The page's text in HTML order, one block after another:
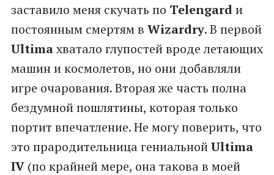
заставило меня скучать по Telengardи
постоянным смертям в Wizardry. В первой
Ultimaхватало глупостей вроде летающих
машин и космолетов, но они добавляли
игре очарования. Вторая же часть полна
бездумной пошлятины, которая только
портит впечатление. Не могу поверить, что
это прародительница гениальнойUltima
IV(по крайней мере, она такова в моей